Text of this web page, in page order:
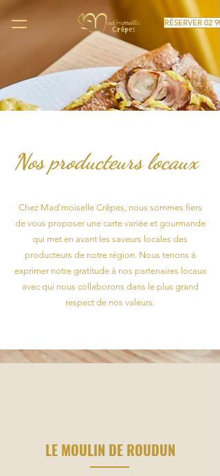
RÉSERVER 02
Nos producteurs locaux
Chez Mad'moiselle Crêpes, nous sommes fiers
de vous proposer une carte variée et gourmande
qui met en avant les saveurs locales des
producteurs de notre région. Nous tenons à
exprimer notre gratitude à nos partenaires locaux
avec qui nous collaborons dans le plus grand
respect de nos valeurs.
LE MOULIN DE ROUDUN